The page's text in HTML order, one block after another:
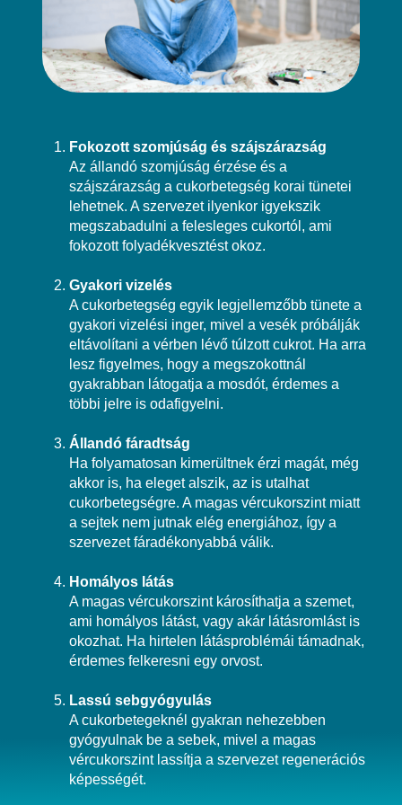
Fokozott szomjúság és szájszárazság
Az állandó szomjúság érzése és a
szájszárazság a cukorbetegség korai tünetei
lehetnek. A szervezet ilyenkor igyekszik
megszabadulni a felesleges cukortól, ami
fokozott folyadékvesztést okoz.
Gyakori vizelés
A cukorbetegség egyik legjellemzőbb tünete a
gyakori vizelési inger, mivel a vesék próbálják
eltávolítani a vérben lévő túlzott cukrot. Ha arra
lesz figyelmes, hogy a megszokottnál
gyakrabban látogatja a mosdót, érdemes a
többi jelre is odafigyelni.
Állandó fáradtság
Ha folyamatosan kimerültnek érzi magát, még
akkor is, ha eleget alszik, az is utalhat
cukorbetegségre. A magas vércukorszint miatt
a sejtek nem jutnak elég energiához, így a
szervezet fáradékonyabbá válik.
Homályos látás
A magas vércukorszint károsíthatja a szemet,
ami homályos látást, vagy akár látásromlást is
okozhat. Ha hirtelen látásproblémái támadnak,
érdemes felkeresni egy orvost.
Lassú sebgyógyulás
A cukorbetegeknél gyakran nehezebben
gyógyulnak be a sebek, mivel a magas
vércukorszint lassítja a szervezet regenerációs
képességét.